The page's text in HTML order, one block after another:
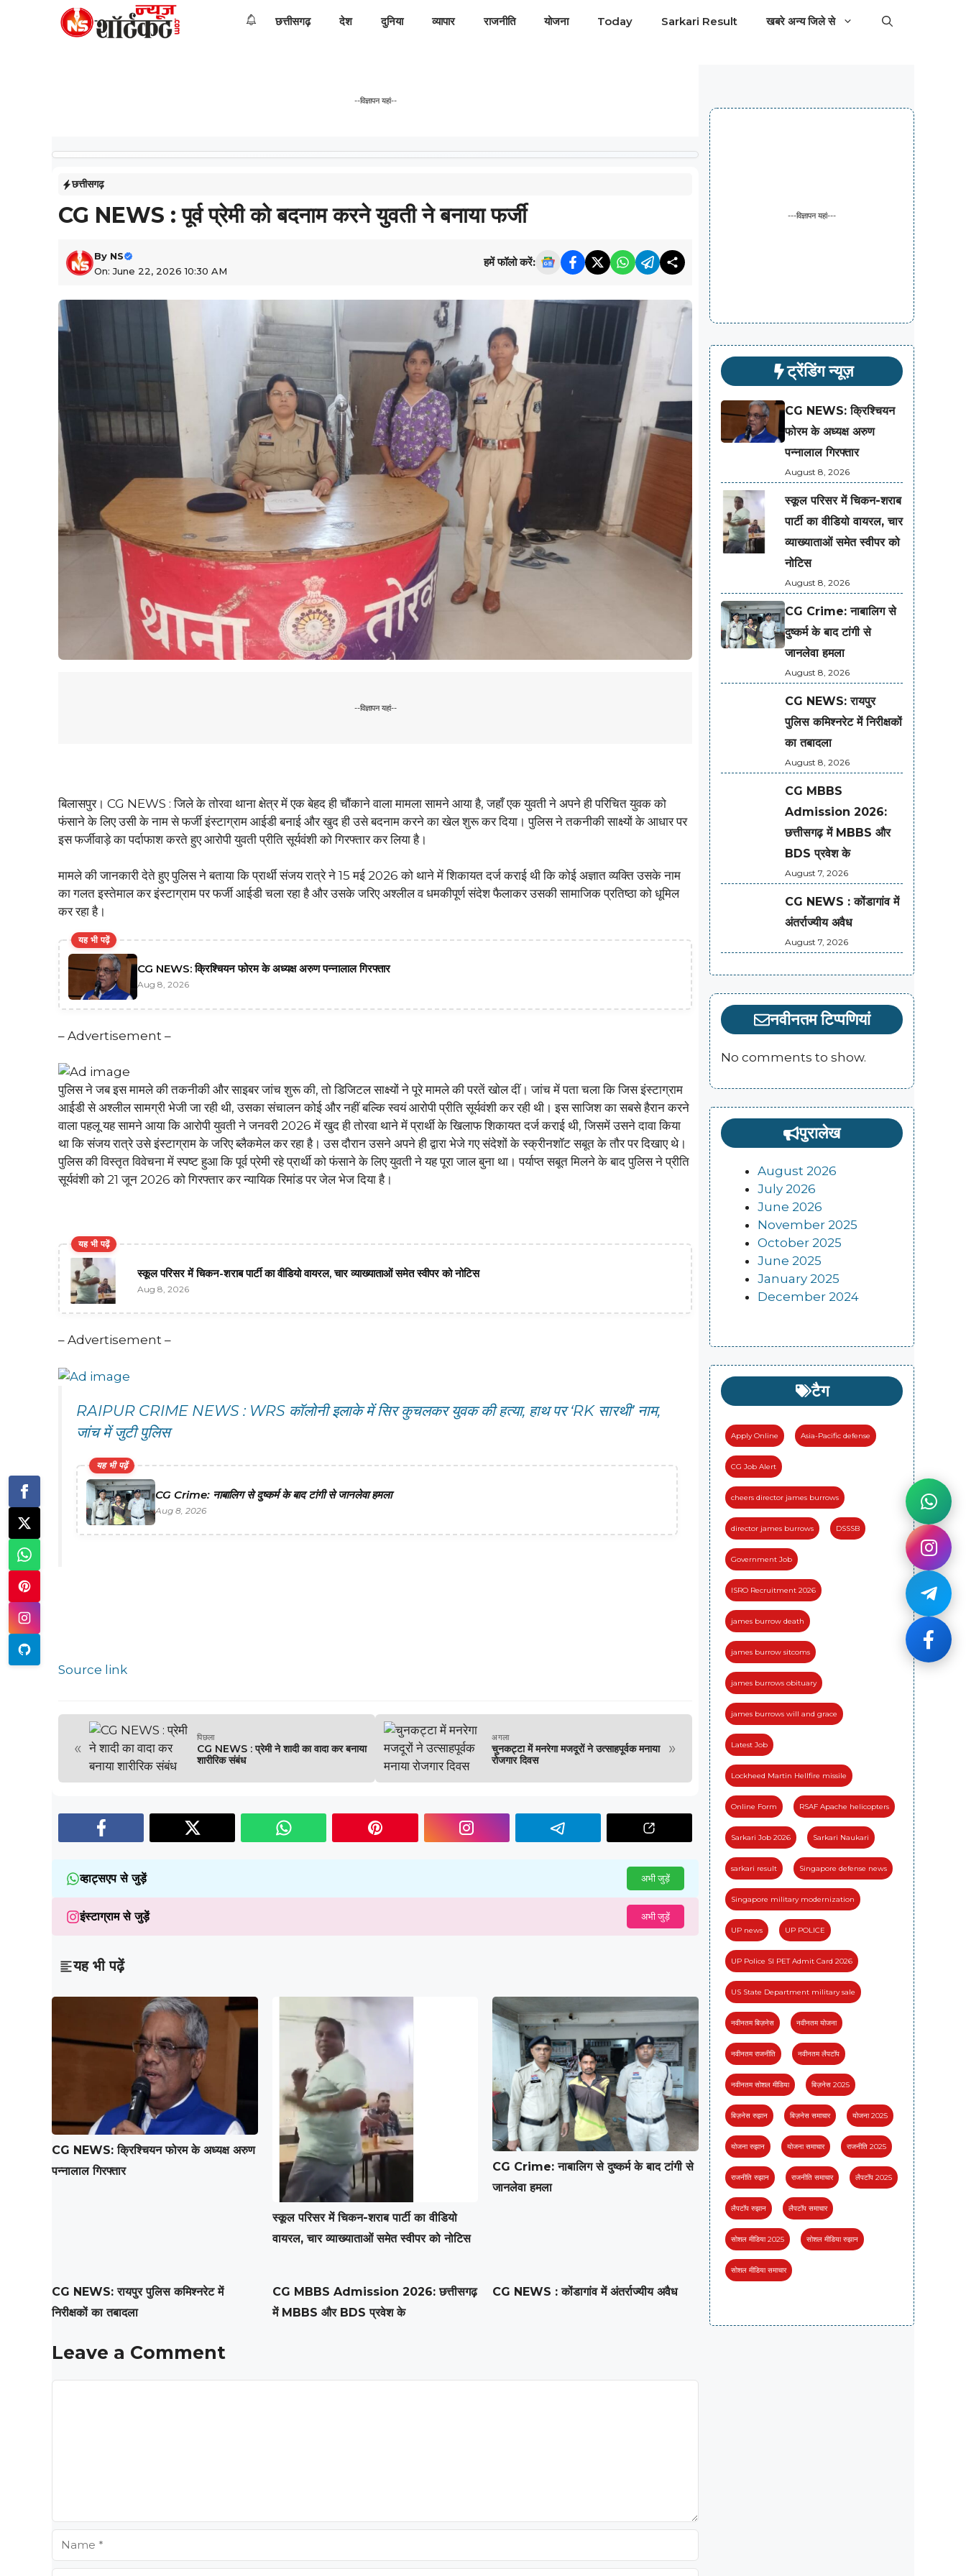
छत्तीसगढ़ देश दुनिया व्यापार राजनीति योजना Today Sarkari Result खबरे अन्य जिले से
--विज्ञापन यहां--
छत्तीसगढ़
CG NEWS : पूर्व प्रेमी को बदनाम करने युवती ने बनाया फर्जी
By NS
On: June 22, 2026 10:30 AM
हमें फॉलो करें:
--विज्ञापन यहां--
बिलासपुर। CG NEWS : जिले के तोरवा थाना क्षेत्र में एक बेहद ही चौंकाने वाला मामला सामने आया है, जहाँ एक युवती ने अपने ही परिचित युवक को
फंसाने के लिए उसी के नाम से फर्जी इंस्टाग्राम आईडी बनाई और खुद ही उसे बदनाम करने का खेल शुरू कर दिया। पुलिस ने तकनीकी साक्ष्यों के आधार पर
इस फर्जीवाड़े का पर्दाफाश करते हुए आरोपी युवती प्रीति सूर्यवंशी को गिरफ्तार कर लिया है।
मामले की जानकारी देते हुए पुलिस ने बताया कि प्रार्थी संजय रात्रे ने 15 मई 2026 को थाने में शिकायत दर्ज कराई थी कि कोई अज्ञात व्यक्ति उसके नाम
का गलत इस्तेमाल कर इंस्टाग्राम पर फर्जी आईडी चला रहा है और उसके जरिए अश्लील व धमकीपूर्ण संदेश फैलाकर उसकी सामाजिक प्रतिष्ठा को धूमिल
कर रहा है।
यह भी पढ़ें
CG NEWS: क्रिश्चियन फोरम के अध्यक्ष अरुण पन्नालाल गिरफ्तार
Aug 8, 2026
– Advertisement –
​पुलिस ने जब इस मामले की तकनीकी और साइबर जांच शुरू की, तो डिजिटल साक्ष्यों ने पूरे मामले की परतें खोल दीं। जांच में पता चला कि जिस इंस्टाग्राम
आईडी से अश्लील सामग्री भेजी जा रही थी, उसका संचालन कोई और नहीं बल्कि स्वयं आरोपी प्रीति सूर्यवंशी कर रही थी। इस साजिश का सबसे हैरान करने
वाला पहलू यह सामने आया कि आरोपी युवती ने जनवरी 2026 में खुद ही तोरवा थाने में प्रार्थी के खिलाफ शिकायत दर्ज कराई थी, जिसमें उसने दावा किया
था कि संजय रात्रे उसे इंस्टाग्राम के जरिए ब्लैकमेल कर रहा है। उस दौरान उसने अपने ही द्वारा भेजे गए संदेशों के स्क्रीनशॉट सबूत के तौर पर दिखाए थे।
पुलिस की विस्तृत विवेचना में स्पष्ट हुआ कि पूर्व प्रेमी रहे प्रार्थी को फंसाने के लिए युवती ने यह पूरा जाल बुना था। पर्याप्त सबूत मिलने के बाद पुलिस ने प्रीति
सूर्यवंशी को 21 जून 2026 को गिरफ्तार कर न्यायिक रिमांड पर जेल भेज दिया है।
यह भी पढ़ें
स्कूल परिसर में चिकन-शराब पार्टी का वीडियो वायरल, चार व्याख्याताओं समेत स्वीपर को नोटिस
Aug 8, 2026
– Advertisement –
RAIPUR CRIME NEWS : WRS कॉलोनी इलाके में सिर कुचलकर युवक की हत्या, हाथ पर ‘RK सारथी’ नाम,
जांच में जुटी पुलिस
यह भी पढ़ें
CG Crime: नाबालिग से दुष्कर्म के बाद टांगी से जानलेवा हमला
Aug 8, 2026
Source link
«
पिछला
CG NEWS : ​प्रेमी ने शादी का वादा कर बनाया
शारीरिक संबंध
अगला
चुनकट्टा में मनरेगा मजदूरों ने उत्साहपूर्वक मनाया
रोजगार दिवस
»
व्हाट्सएप से जुड़ें अभी जुड़ें
इंस्टाग्राम से जुड़ें अभी जुड़ें
यह भी पढ़ें
CG NEWS: क्रिश्चियन फोरम के अध्यक्ष अरुण
पन्नालाल गिरफ्तार
स्कूल परिसर में चिकन-शराब पार्टी का वीडियो
वायरल, चार व्याख्याताओं समेत स्वीपर को नोटिस
CG Crime: नाबालिग से दुष्कर्म के बाद टांगी से
जानलेवा हमला
CG NEWS: रायपुर पुलिस कमिश्नरेट में
निरीक्षकों का तबादला
CG MBBS Admission 2026: छत्तीसगढ़
में MBBS और BDS प्रवेश के
CG NEWS : कोंडागांव में अंतर्राज्यीय अवैध
Leave a Comment
---विज्ञापन यहां---
ट्रेंडिंग न्यूज़
CG NEWS: क्रिश्चियन
फोरम के अध्यक्ष अरुण
पन्नालाल गिरफ्तार
August 8, 2026
स्कूल परिसर में चिकन-शराब
पार्टी का वीडियो वायरल, चार
व्याख्याताओं समेत स्वीपर को
नोटिस
August 8, 2026
CG Crime: नाबालिग से
दुष्कर्म के बाद टांगी से
जानलेवा हमला
August 8, 2026
CG NEWS: रायपुर
पुलिस कमिश्नरेट में निरीक्षकों
का तबादला
August 8, 2026
CG MBBS
Admission 2026:
छत्तीसगढ़ में MBBS और
BDS प्रवेश के
August 7, 2026
CG NEWS : कोंडागांव में
अंतर्राज्यीय अवैध
August 7, 2026
नवीनतम टिप्पणियां
No comments to show.
पुरालेख
August 2026
July 2026
June 2026
November 2025
October 2025
June 2025
January 2025
December 2024
टैग
Apply Online Asia-Pacific defense
CG Job Alert
cheers director james burrows
director james burrows DSSSB
Government Job
ISRO Recruitment 2026
james burrow death
james burrow sitcoms
james burrows obituary
james burrows will and grace
Latest Job
Lockheed Martin Hellfire missile
Online Form RSAF Apache helicopters
Sarkari Job 2026 Sarkari Naukari
sarkari result Singapore defense news
Singapore military modernization
UP news UP POLICE
UP Police SI PET Admit Card 2026
US State Department military sale
नवीनतम बिज़नेस नवीनतम योजना
नवीनतम राजनीति नवीनतम लैपटॉप
नवीनतम सोशल मीडिया बिज़नेस 2025
बिज़नेस रुझान बिज़नेस समाचार योजना 2025
योजना रुझान योजना समाचार राजनीति 2025
राजनीति रुझान राजनीति समाचार लैपटॉप 2025
लैपटॉप रुझान लैपटॉप समाचार
सोशल मीडिया 2025 सोशल मीडिया रुझान
सोशल मीडिया समाचार